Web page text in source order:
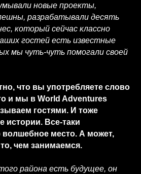
новые проекты,
разрабатывали десять
который сейчас классно
гостей есть известные
мы чуть-чуть помогали своей
что вы употребляете слово
и мы в World Adventures
гостями. И тоже
истории. Все-таки
место. А может,
чем занимаемся.
района есть будущее, он